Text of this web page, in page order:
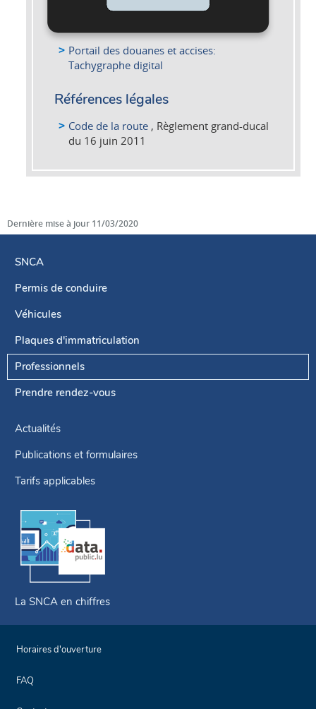
Portail des douanes et accises:
Tachygraphe digital
Références légales
Code de la route , Règlement grand-ducal
du 16 juin 2011
Dernière mise à jour 11/03/2020
Menu
de
navigation
SNCA
Permis de conduire
Véhicules
Plaques d'immatriculation
Professionnels
Prendre rendez-vous
Actualités
Publications et formulaires
Tarifs applicables
La SNCA en chiffres
Horaires d'ouverture
FAQ